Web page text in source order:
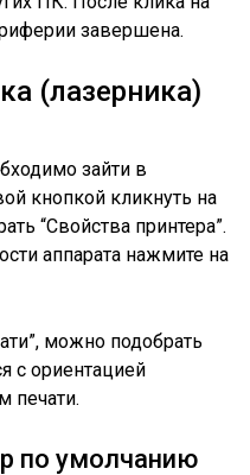
завершена.
(лазерника)
зайти в
кнопкой кликнуть на
“Свойства принтера”.
аппарата нажмите на
можно подобрать
с ориентацией
печати.
по умолчанию